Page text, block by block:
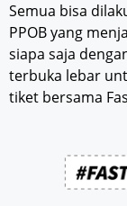
Semua bisa
PPOB yang
siapa saja
terbuka lebar
tiket bersama